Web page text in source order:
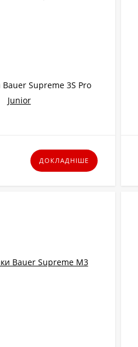
Bauer Supreme 3S Pro
ДОКЛАДНІШЕ